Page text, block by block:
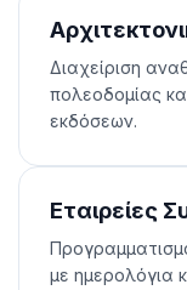
Διαχείριση
πολεοδομίας
εκδόσεων.
Εταιρείες
με ημερολόγια